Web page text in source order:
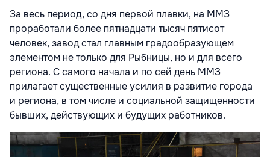
За весь период, со дня первой плавки, на ММЗ
проработали более пятнадцати тысяч пятисот
человек, завод стал главным градообразующем
элементом не только для Рыбницы, но и для всего
региона. С самого начала и по сей день ММЗ
прилагает существенные усилия в развитие города
и региона, в том числе и социальной защищенности
бывших, действующих и будущих работников.